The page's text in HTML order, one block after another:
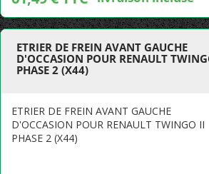
ETRIER DE FREIN AVANT GAUCHE
D'OCCASION POUR RENAULT
PHASE 2 (X44)
ETRIER DE FREIN AVANT GAUCHE
D'OCCASION POUR RENAULT TWINGO II
PHASE 2 (X44)